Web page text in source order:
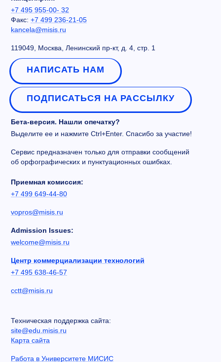
+7 495 955-00- 32
Факс: +7 499 236-21-05
kancela@misis.ru
119049, Москва, Ленинский пр-кт, д. 4, стр. 1
НАПИСАТЬ НАМ
ПОДПИСАТЬСЯ НА РАССЫЛКУ
Бета-версия. Нашли опечатку?
Выделите ее и нажмите Ctrl+Enter. Спасибо за участие!
Сервис предназначен только для отправки сообщений
об орфографических и пунктуационных ошибках.
Приемная комиссия:
+7 499 649-44-80
vopros@misis.ru
Admission Issues:
welcome@misis.ru
Центр коммерциализации технологий
+7 495 638-46-57
cctt@misis.ru
Техническая поддержка сайта:
site@edu.misis.ru
Карта сайта
Работа в Университете МИСИС